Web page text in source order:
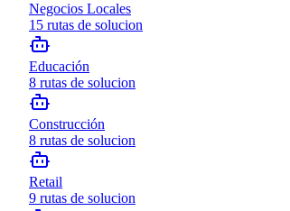
Negocios Locales
15 rutas de solucion
Educación
8 rutas de solucion
Construcción
8 rutas de solucion
Retail
9 rutas de solucion